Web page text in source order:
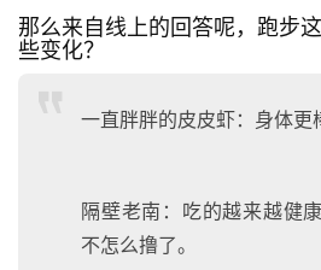
训
练
那么来自线上的回答呢，跑步
些变化？
一直胖胖的皮皮虾：身体更
隔壁老南：吃的越来越健
不怎么撸了。